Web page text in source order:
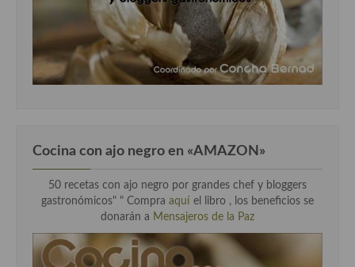
Cocina con ajo negro en «AMAZON»
50 recetas con ajo negro por grandes chef y bloggers
gastronómicos" " Compra aquí el libro , los beneficios se
donarán a Mensajeros de la Paz